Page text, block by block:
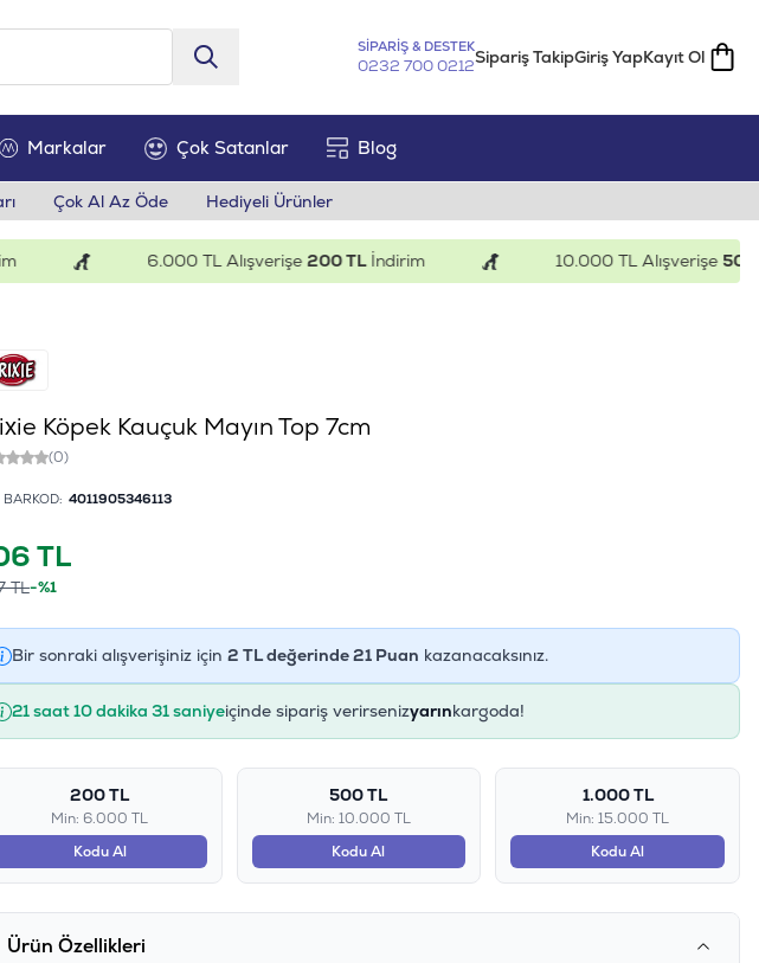
SİPARİŞ & DESTEK
0232 700 0212Sipariş TakipGiriş YapKayıt Ol
Markalar Çok Satanlar Blog
Çok Al Az Öde Hediyeli Ürünler
6.000 TL Alışverişe200 TLİndirim 10.000 TL Alışverişe500 TL
Köpek Kauçuk Mayın Top 7cm
(0)
BARKOD: 4011905346113
TL
TL-%1
Bir sonraki alışverişiniz için 2 TL değerinde21Puan kazanacaksınız.
21 saat 10 dakika 31 saniyeiçinde sipariş verirsenizyarınkargoda!
200 TL
Min: 6.000 TL
Kodu Al
500 TL
Min: 10.000 TL
Kodu Al
1.000 TL
Min: 15.000 TL
Kodu Al
Ürün Özellikleri